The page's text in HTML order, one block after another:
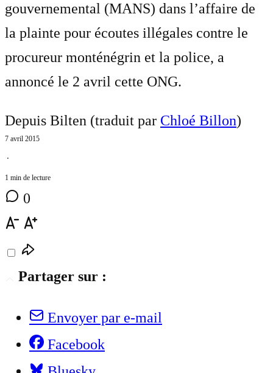
gouvernemental (MANS) dans l’affaire de
la plainte pour écoutes illégales contre le
procureur monténégrin et la police, a
annoncé le 2 avril cette ONG.
Depuis Bilten (traduit par Chloé Billon)
7 avril 2015
⋅
1 min de lecture
0
Partager sur :
Envoyer par e-mail
Facebook